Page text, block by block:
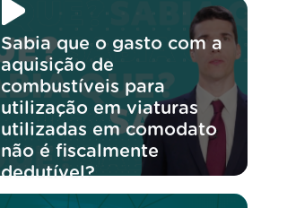
Sabia que o gasto com a
aquisição de
combustíveis para
utilização em viaturas
utilizadas em comodato
não é fiscalmente
dedutível?